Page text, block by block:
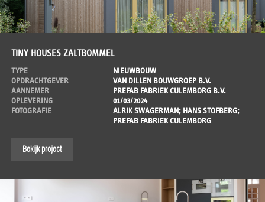
TINY HOUSES ZALTBOMMEL
TYPE
NIEUWBOUW
OPDRACHTGEVER
VAN DILLEN BOUWGROEP B.V.
AANNEMER
PREFAB FABRIEK CULEMBORG B.V.
OPLEVERING
01/03/2024
FOTOGRAFIE
ALRIK SWAGERMAN; HANS STOFBERG;
PREFAB FABRIEK CULEMBORG
Bekijk project